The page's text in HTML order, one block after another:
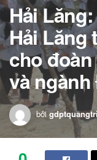
Hải
Hải Lăng
cho
và
bởi